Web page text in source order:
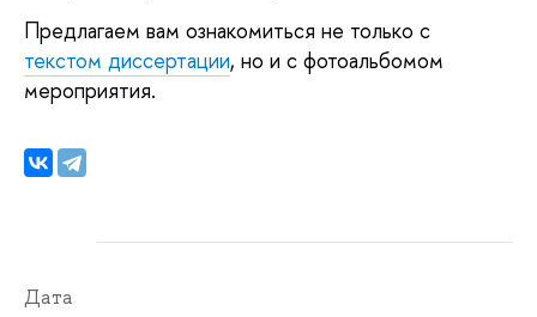
Предлагаем вам ознакомиться не только с
текстом диссертации, но и с фотоальбомом
мероприятия.
Дата